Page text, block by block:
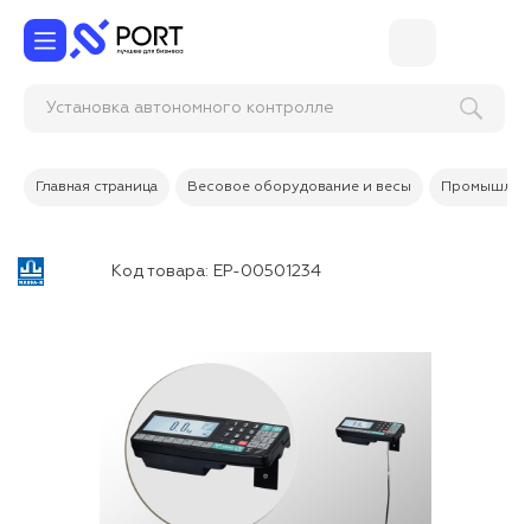
Установка автономного к
Главная страница Весовое оборудование и весы
Код товара: ЕР-00501234